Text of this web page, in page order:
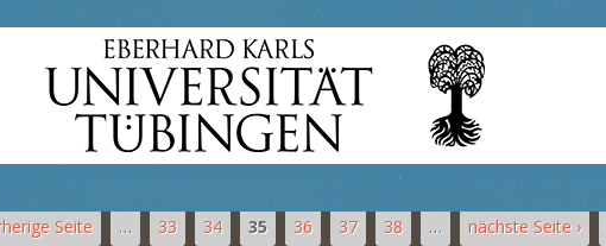
Seite … 33 34 35 36 37 38 … nächste Seite ›